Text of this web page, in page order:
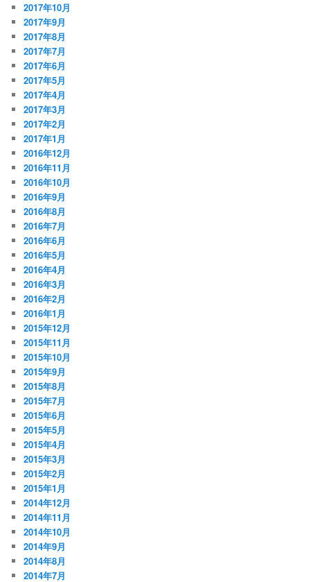
2017年10月
2017年9月
2017年8月
2017年7月
2017年6月
2017年5月
2017年4月
2017年3月
2017年2月
2017年1月
2016年12月
2016年11月
2016年10月
2016年9月
2016年8月
2016年7月
2016年6月
2016年5月
2016年4月
2016年3月
2016年2月
2016年1月
2015年12月
2015年11月
2015年10月
2015年9月
2015年8月
2015年7月
2015年6月
2015年5月
2015年4月
2015年3月
2015年2月
2015年1月
2014年12月
2014年11月
2014年10月
2014年9月
2014年8月
2014年7月